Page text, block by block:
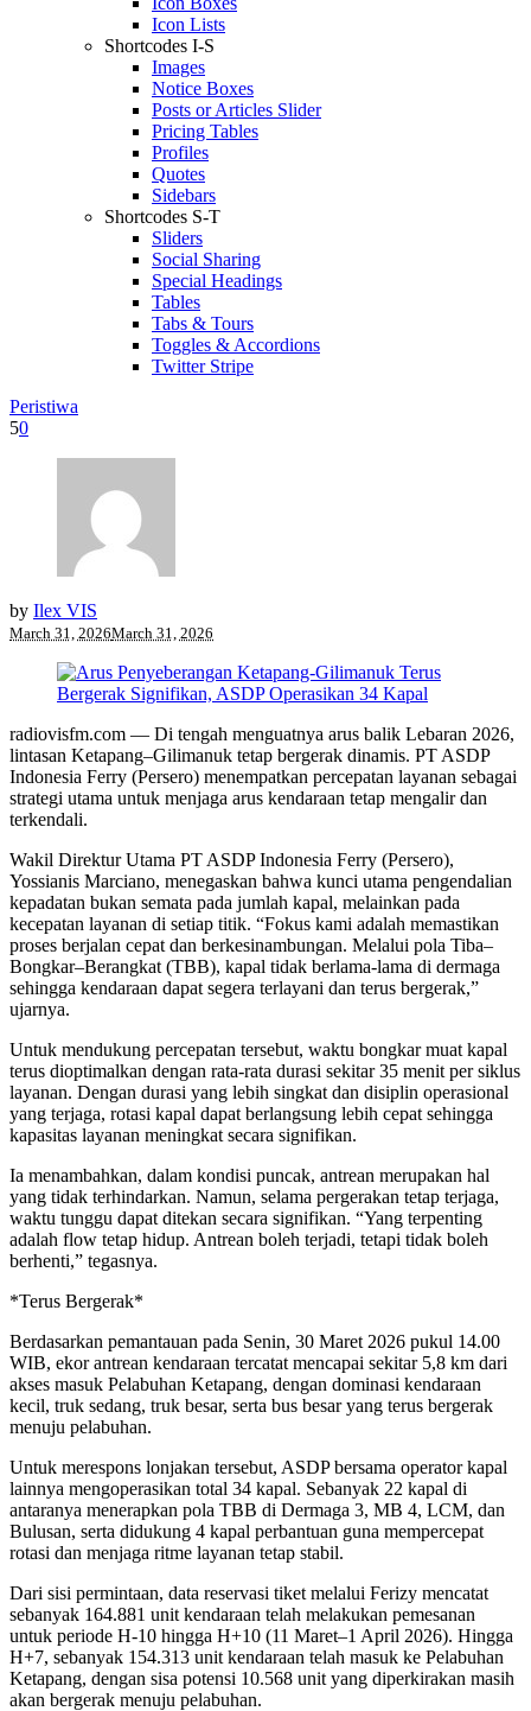
Icon Lists
Shortcodes I-S
Images
Notice Boxes
Posts or Articles Slider
Pricing Tables
Profiles
Quotes
Sidebars
Shortcodes S-T
Sliders
Social Sharing
Special Headings
Tables
Tabs & Tours
Toggles & Accordions
Twitter Stripe
Peristiwa
50
by Ilex VIS
March 31, 2026March 31, 2026
radiovisfm.com — Di tengah menguatnya arus balik Lebaran 2026,
lintasan Ketapang–Gilimanuk tetap bergerak dinamis. PT ASDP
Indonesia Ferry (Persero) menempatkan percepatan layanan sebagai
strategi utama untuk menjaga arus kendaraan tetap mengalir dan
terkendali.
Wakil Direktur Utama PT ASDP Indonesia Ferry (Persero),
Yossianis Marciano, menegaskan bahwa kunci utama pengendalian
kepadatan bukan semata pada jumlah kapal, melainkan pada
kecepatan layanan di setiap titik. “Fokus kami adalah memastikan
proses berjalan cepat dan berkesinambungan. Melalui pola Tiba–
Bongkar–Berangkat (TBB), kapal tidak berlama-lama di dermaga
sehingga kendaraan dapat segera terlayani dan terus bergerak,”
ujarnya.
Untuk mendukung percepatan tersebut, waktu bongkar muat kapal
terus dioptimalkan dengan rata-rata durasi sekitar 35 menit per siklus
layanan. Dengan durasi yang lebih singkat dan disiplin operasional
yang terjaga, rotasi kapal dapat berlangsung lebih cepat sehingga
kapasitas layanan meningkat secara signifikan.
Ia menambahkan, dalam kondisi puncak, antrean merupakan hal
yang tidak terhindarkan. Namun, selama pergerakan tetap terjaga,
waktu tunggu dapat ditekan secara signifikan. “Yang terpenting
adalah flow tetap hidup. Antrean boleh terjadi, tetapi tidak boleh
berhenti,” tegasnya.
*Terus Bergerak*
Berdasarkan pemantauan pada Senin, 30 Maret 2026 pukul 14.00
WIB, ekor antrean kendaraan tercatat mencapai sekitar 5,8 km dari
akses masuk Pelabuhan Ketapang, dengan dominasi kendaraan
kecil, truk sedang, truk besar, serta bus besar yang terus bergerak
menuju pelabuhan.
Untuk merespons lonjakan tersebut, ASDP bersama operator kapal
lainnya mengoperasikan total 34 kapal. Sebanyak 22 kapal di
antaranya menerapkan pola TBB di Dermaga 3, MB 4, LCM, dan
Bulusan, serta didukung 4 kapal perbantuan guna mempercepat
rotasi dan menjaga ritme layanan tetap stabil.
Dari sisi permintaan, data reservasi tiket melalui Ferizy mencatat
sebanyak 164.881 unit kendaraan telah melakukan pemesanan
untuk periode H-10 hingga H+10 (11 Maret–1 April 2026). Hingga
H+7, sebanyak 154.313 unit kendaraan telah masuk ke Pelabuhan
Ketapang, dengan sisa potensi 10.568 unit yang diperkirakan masih
akan bergerak menuju pelabuhan.